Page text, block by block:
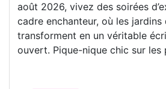
août 2026, vivez des soirées
cadre enchanteur, où les jardins
transforment en un véritable
ouvert. Pique-nique chic sur les